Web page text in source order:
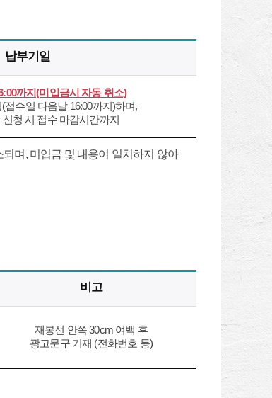
납부기일
까지(미입금시 자동 취소)
접수일 다음날 16:00까지)하며,
청 시 접수 마감시간까지
며, 미입금 및 내용이 일치하지 않아
비고
재봉선 안쪽 30cm 여백 후
광고문구 기재 (전화번호 등)